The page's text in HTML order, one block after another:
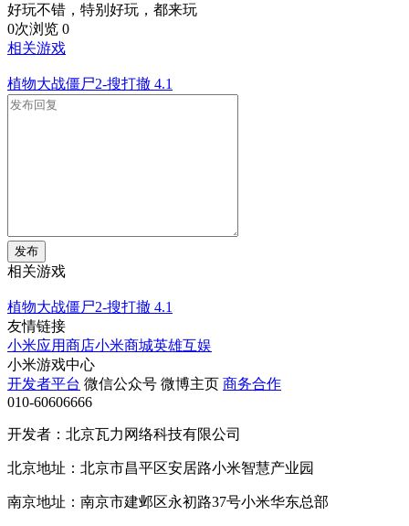
好玩不错，特别好玩，都来玩
0次浏览 0
相关游戏
植物大战僵尸2-搜打撤 4.1
发布
相关游戏
植物大战僵尸2-搜打撤 4.1
友情链接
小米应用商店小米商城英雄互娱
小米游戏中心
开发者平台 微信公众号 微博主页 商务合作
010-60606666
开发者：北京瓦力网络科技有限公司
北京地址：北京市昌平区安居路小米智慧产业园
南京地址：南京市建邺区永初路37号小米华东总部